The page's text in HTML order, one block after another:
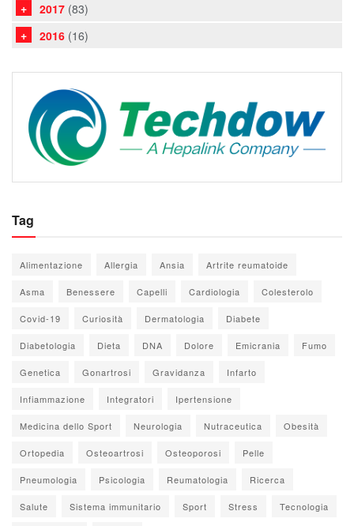
2017 (83)
2016 (16)
Tag
Alimentazione Allergia Ansia Artrite reumatoide
Asma Benessere Capelli Cardiologia Colesterolo
Covid-19 Curiosità Dermatologia Diabete
Diabetologia Dieta DNA Dolore Emicrania Fumo
Genetica Gonartrosi Gravidanza Infarto
Infiammazione Integratori Ipertensione
Medicina dello Sport Neurologia Nutraceutica Obesità
Ortopedia Osteoartrosi Osteoporosi Pelle
Pneumologia Psicologia Reumatologia Ricerca
Salute Sistema immunitario Sport Stress Tecnologia